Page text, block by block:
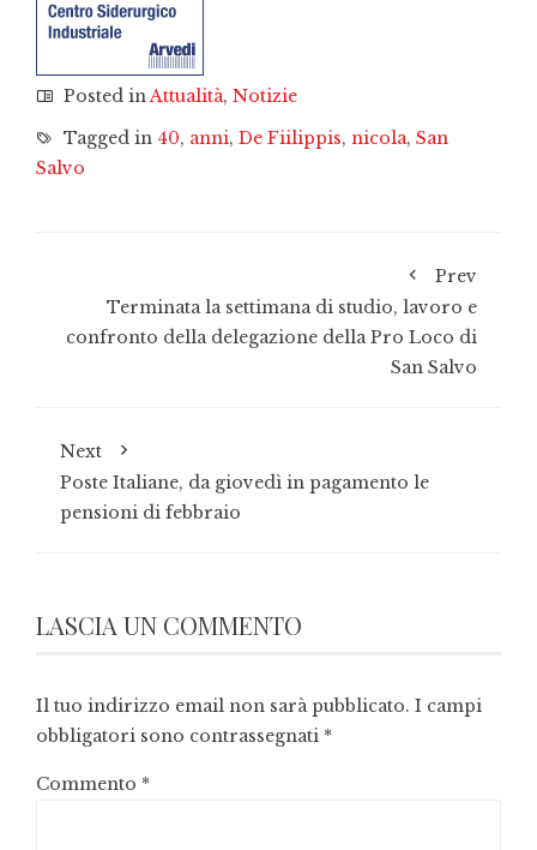
Posted inAttualità, Notizie
Tagged in 40, anni, De Fiilippis, nicola, San
Salvo
Prev
Terminata la settimana di studio, lavoro e
confronto della delegazione della Pro Loco di
San Salvo
Next
Poste Italiane, da giovedì in pagamento le
pensioni di febbraio
LASCIA UN COMMENTO
Il tuo indirizzo email non sarà pubblicato. I campi
obbligatori sono contrassegnati *
Commento *